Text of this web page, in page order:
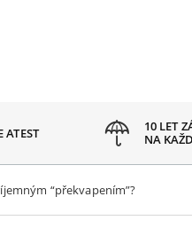
ATEST
10 LET
NA
“překvapením”?